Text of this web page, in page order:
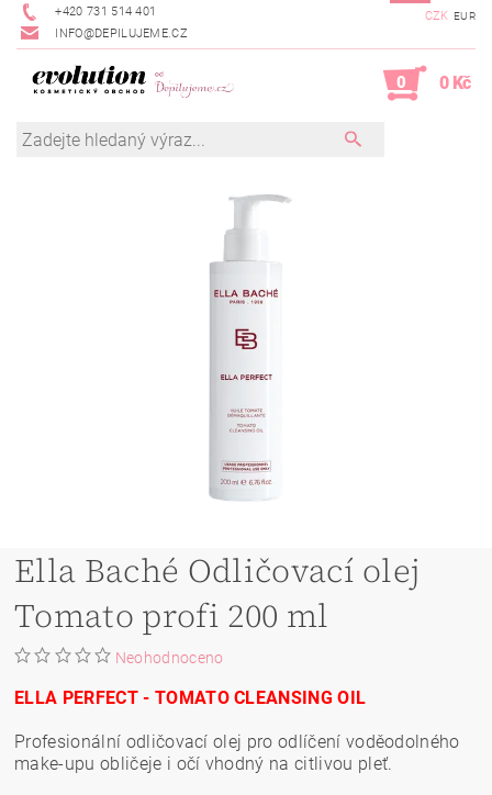
+420 731 514 401
INFO@DEPILUJEME.CZ
CZK EUR
0 0 Kč
Ella Baché Odličovací olej
Tomato profi 200 ml
Neohodnoceno
ELLA PERFECT - TOMATO CLEANSING OIL
Profesionální odličovací olej pro odlíčení voděodolného
make-upu obličeje i očí vhodný na citlivou pleť.